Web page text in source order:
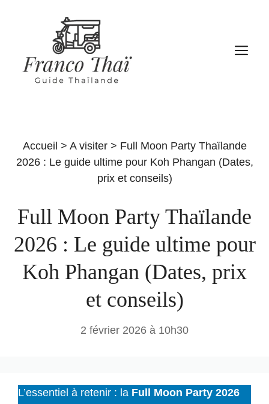
Accueil > A visiter> Full Moon Party Thaïlande
2026 : Le guide ultime pour Koh Phangan (Dates,
prix et conseils)
Full Moon Party Thaïlande
2026 : Le guide ultime pour
Koh Phangan (Dates, prix
et conseils)
2 février 2026 à 10h30
L’essentiel à retenir : la Full Moon Party 2026